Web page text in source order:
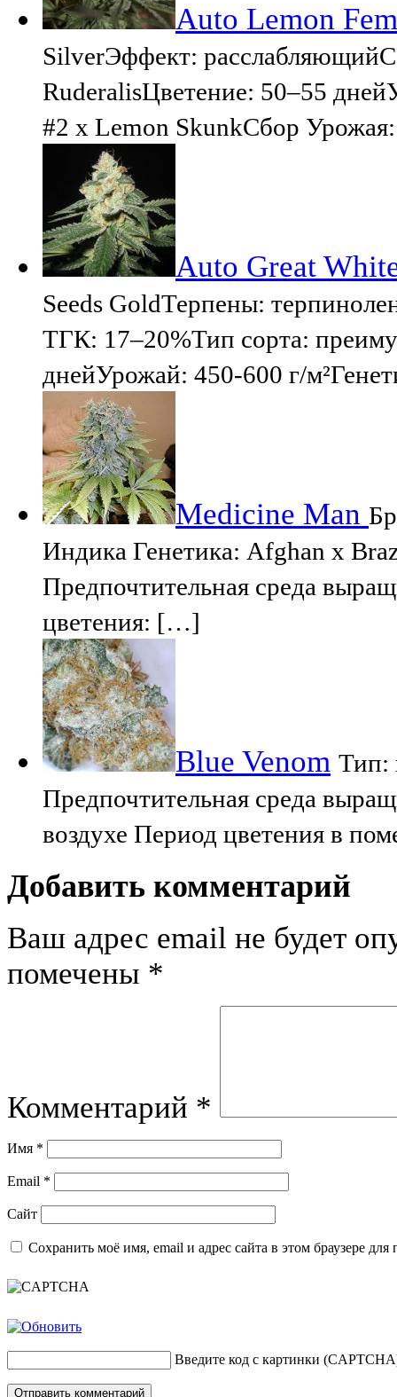
Auto Lemon
SilverЭффект:
RuderalisЦветение: 50–55
#2 x Lemon SkunkСбор
Auto Great
Seeds GoldТерпены:
ТГК: 17–20%Тип сорта:
днейУрожай: 450-600 г/
Medicine Man
Индика Генетика: Afghan x
Предпочтительная среда
цветения: […]
Blue Venom Тип:
Предпочтительная среда
воздухе Период цветения в
Добавить комментарий
Ваш адрес email не будет
помечены *
Комментарий *
Имя *
Email *
Сайт
Сохранить моё имя, email и адрес сайта в этом браузере
Введите код с картинки